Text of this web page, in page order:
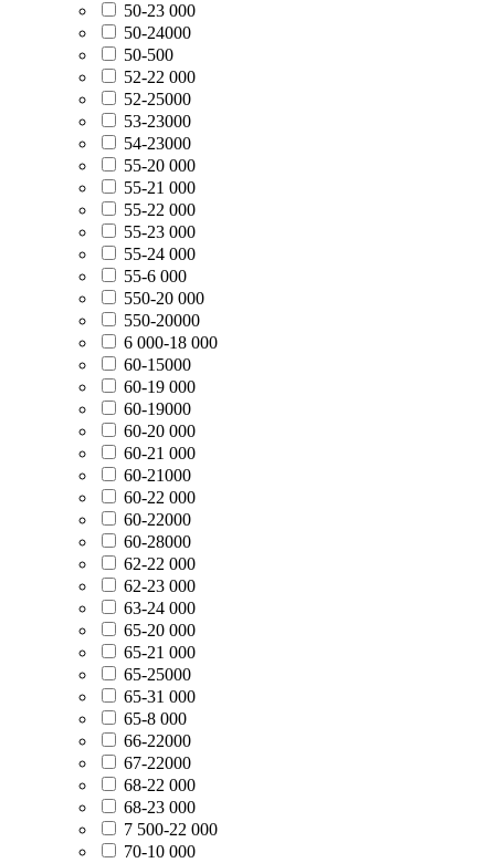
50-23 000
50-24000
50-500
52-22 000
52-25000
53-23000
54-23000
55-20 000
55-21 000
55-22 000
55-23 000
55-24 000
55-6 000
550-20 000
550-20000
6 000-18 000
60-15000
60-19 000
60-19000
60-20 000
60-21 000
60-21000
60-22 000
60-22000
60-28000
62-22 000
62-23 000
63-24 000
65-20 000
65-21 000
65-25000
65-31 000
65-8 000
66-22000
67-22000
68-22 000
68-23 000
7 500-22 000
70-10 000